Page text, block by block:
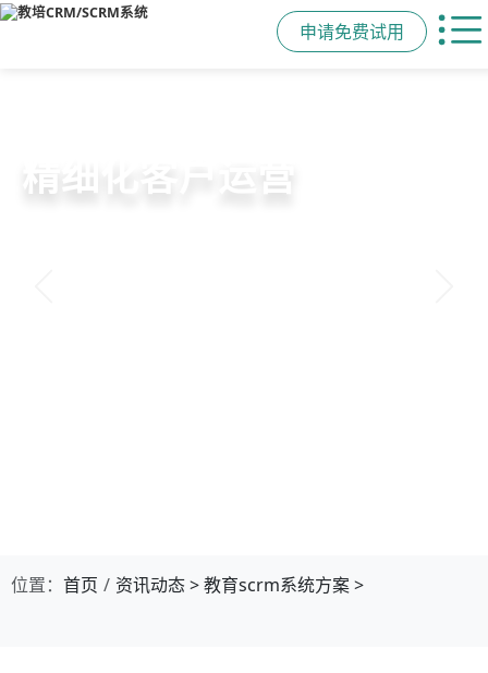
申请免费试用
以学员为中心，打通从引流、转化、
智能销售漏斗
精细化客户运营
私域招生与裂变
位置： 首页 资讯动态>教育scrm系统方案>